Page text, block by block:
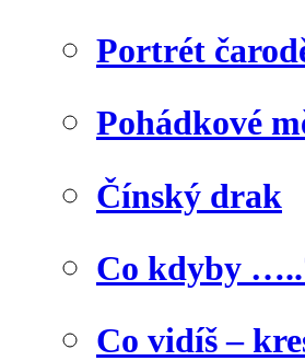
Portrét
Pohádkové
Čínský drak
Co kdyby
Co vidíš –